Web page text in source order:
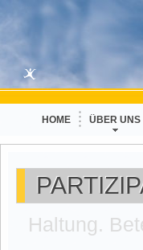
HOME ÜBER UNS
Haltung.